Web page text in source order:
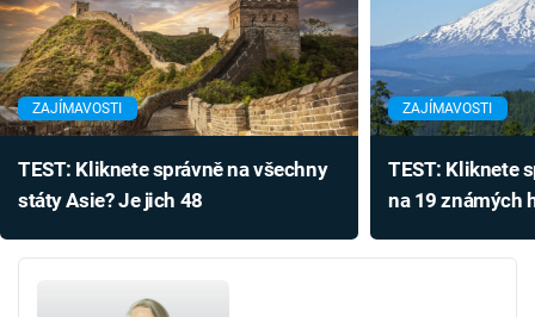
ZAJÍMAVOSTI
TEST: Kliknete správně na všechny
státy Asie? Je jich 48
ZAJÍMAVOSTI
TEST: Kliknete
na 19 známých